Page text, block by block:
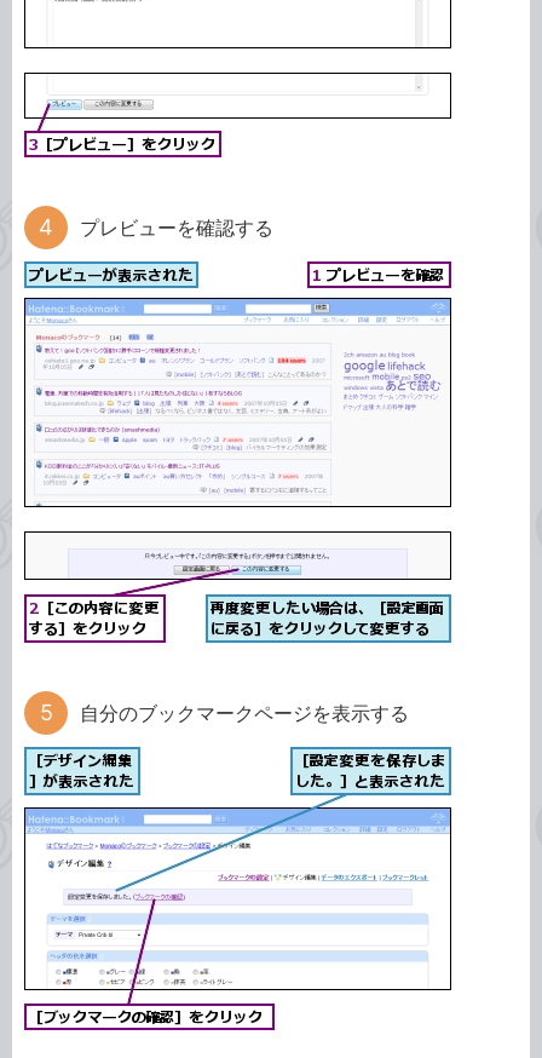
プレビューを確認する
自分のブックマークページを表示する